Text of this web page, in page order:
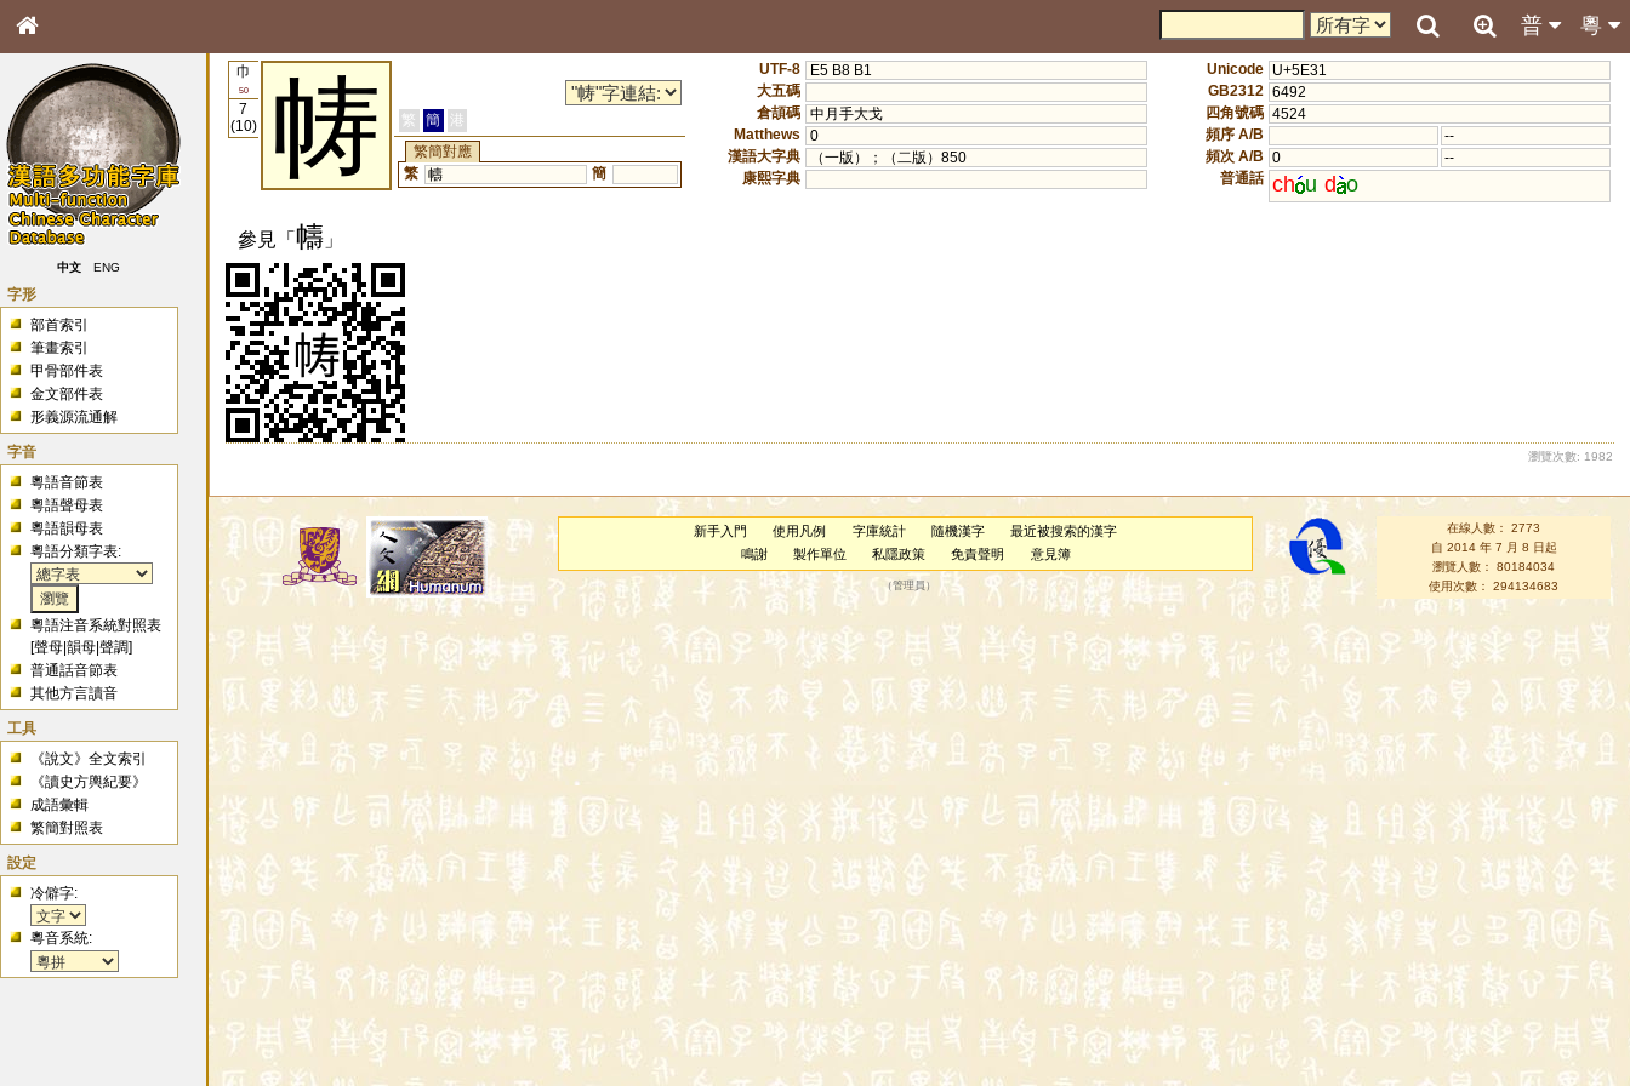
粵
普
中文 ENG
字形
部首索引
筆畫索引
甲骨部件表
金文部件表
形義源流通解
字音
粵語音節表
粵語聲母表
粵語韻母表
粵語分類字表:
粵語注音系統對照表
[聲母 |韻母 |聲調]
普通話音節表
其他方言讀音
工具
《說文》全文索引
《讀史方輿紀要》
成語彙輯
繁簡對照表
設定
冷僻字:
粵音系統:
巾
50
7
(10)
帱 繁 簡
港
繁簡對應
繁 幬 簡
UTF-8
E5 B8 B1
大五碼
倉頡碼 中月手大戈
Matthews
0
漢語大字典
（一版）；（二版）850
康熙字典
Unicode U+5E31
GB2312 6492
四角號碼 4524
頻序 A/B
--
頻次 A/B 0
--
普通話 ch u d o
參見「幬」
瀏覽次數: 1982
新手入門 使用凡例 字庫統計 隨機漢字
最近被搜索的漢字
鳴謝
製作單位 私隱政策 免責聲明 意見簿
（管理員）
在線人數： 2773
自 2014 年 7 月 8 日起
瀏覽人數： 80184034
使用次數： 294134683